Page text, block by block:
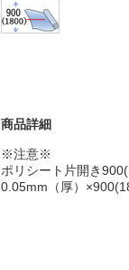
商品詳細
※注意※
ポリシート片開き
0.05mm（厚）